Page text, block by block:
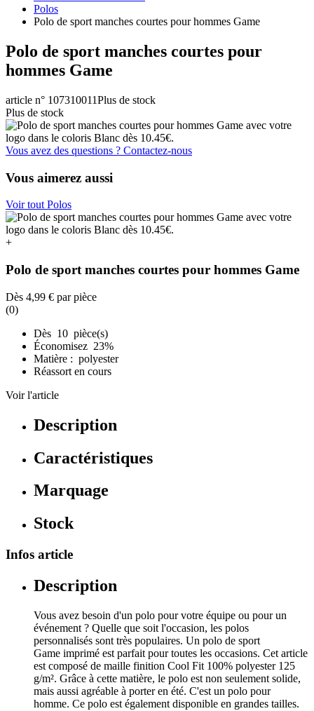
Polos
Polo de sport manches courtes pour hommes Game
Polo de sport manches courtes pour
hommes Game
article n° 107310011Plus de stock
Plus de stock
Vous avez des questions ? Contactez-nous
Vous aimerez aussi
Voir tout Polos
+
Polo de sport manches courtes pour hommes Game
Dès 4,99 € par pièce
(0)
Dès 10 pièce(s)
Économisez 23%
Matière : polyester
Réassort en cours
Voir l'article
Description
Caractéristiques
Marquage
Stock
Infos article
Description
Vous avez besoin d'un polo pour votre équipe ou pour un
événement ? Quelle que soit l'occasion, les polos
personnalisés sont très populaires. Un polo de sport
Game imprimé est parfait pour toutes les occasions. Cet article
est composé de maille finition Cool Fit 100% polyester 125
g/m². Grâce à cette matière, le polo est non seulement solide,
mais aussi agréable à porter en été. C'est un polo pour
homme. Ce polo est également disponible en grandes tailles.